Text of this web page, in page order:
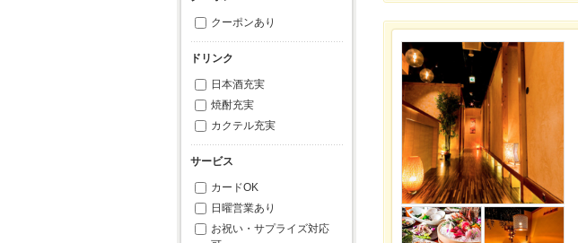
クーポンあり
ドリンク
日本酒充実
焼酎充実
カクテル充実
サービス
カードOK
日曜営業あり
お祝い・サプライズ対応